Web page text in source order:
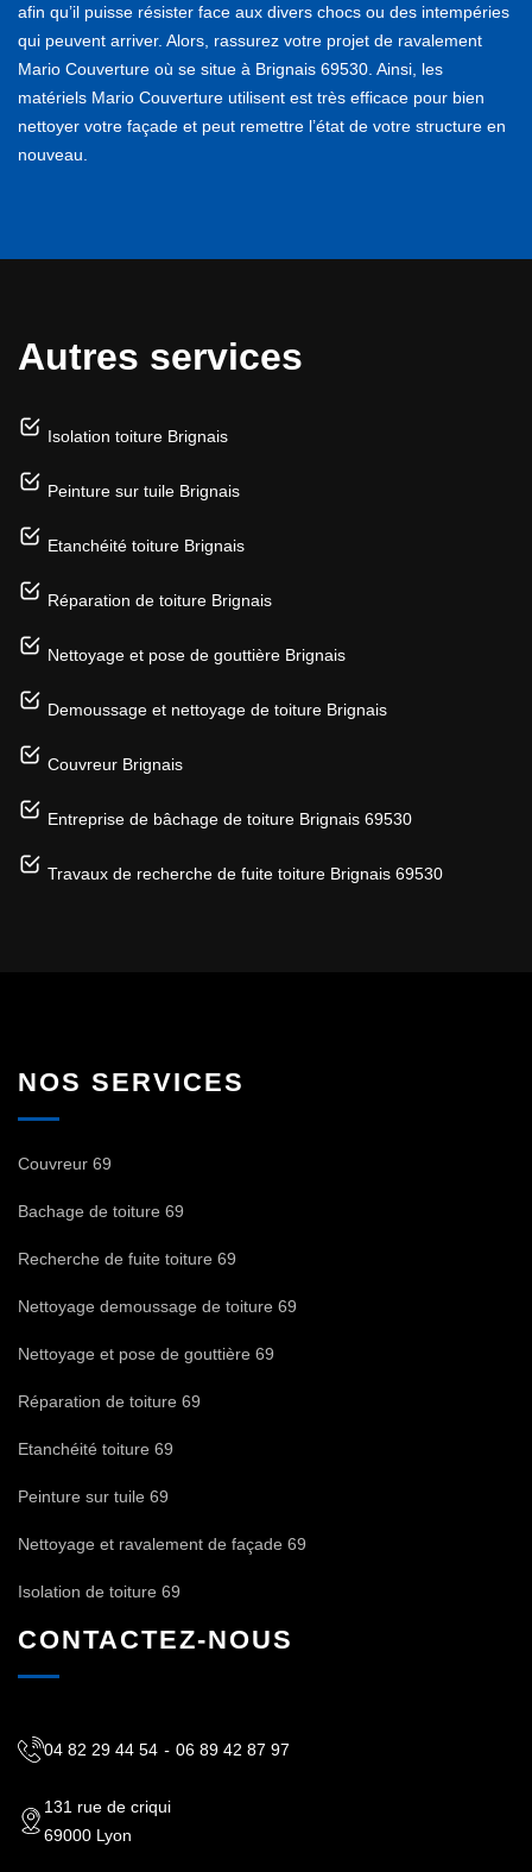
afin qu’il puisse résister face aux divers chocs ou des intempéries
qui peuvent arriver. Alors, rassurez votre projet de ravalement
Mario Couverture où se situe à Brignais 69530. Ainsi, les
matériels Mario Couverture utilisent est très efficace pour bien
nettoyer votre façade et peut remettre l’état de votre structure en
nouveau.
Autres services
Isolation toiture Brignais
Peinture sur tuile Brignais
Etanchéité toiture Brignais
Réparation de toiture Brignais
Nettoyage et pose de gouttière Brignais
Demoussage et nettoyage de toiture Brignais
Couvreur Brignais
Entreprise de bâchage de toiture Brignais 69530
Travaux de recherche de fuite toiture Brignais 69530
NOS SERVICES
Couvreur 69
Bachage de toiture 69
Recherche de fuite toiture 69
Nettoyage demoussage de toiture 69
Nettoyage et pose de gouttière 69
Réparation de toiture 69
Etanchéité toiture 69
Peinture sur tuile 69
Nettoyage et ravalement de façade 69
Isolation de toiture 69
CONTACTEZ-NOUS
04 82 29 44 54 - 06 89 42 87 97
131 rue de criqui
69000 Lyon